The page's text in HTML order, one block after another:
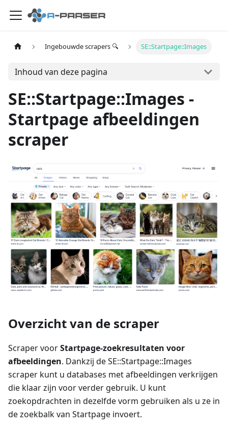
Ingebouwde scrapers 🔍 SE::Startpage::Images
Inhoud van deze pagina
SE::Startpage::Images -
Startpage afbeeldingen
scraper
Overzicht van de scraper
Scraper voorStartpage-zoekresultaten voor
afbeeldingen. Dankzij de SE::Startpage::Images
scraper kunt u databases met afbeeldingen verkrijgen
die klaar zijn voor verder gebruik. U kunt
zoekopdrachten in dezelfde vorm gebruiken als u ze in
de zoekbalk van Startpage invoert.